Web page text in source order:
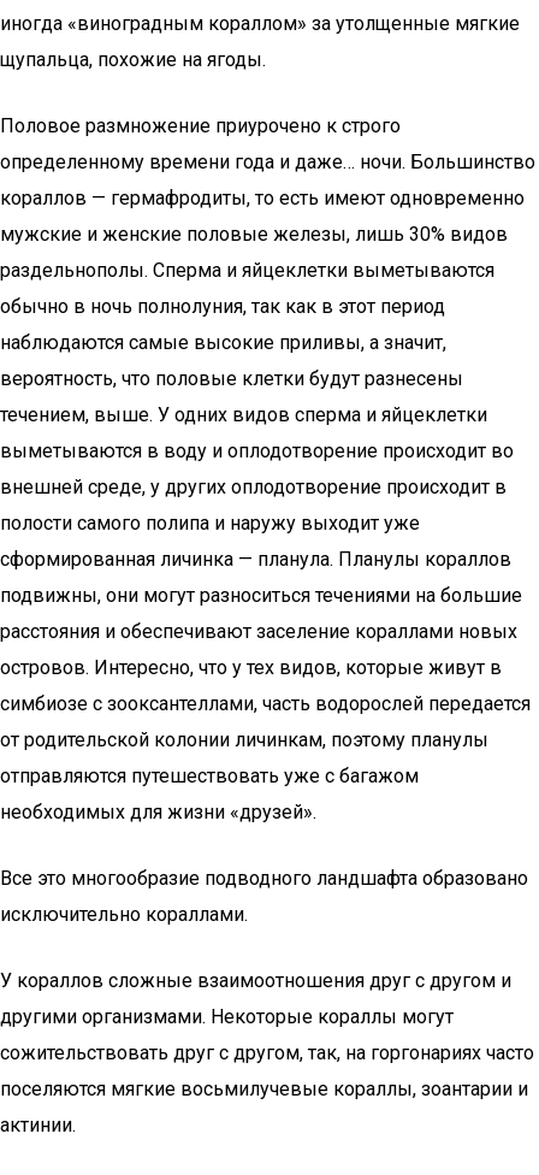
иногда «виноградным кораллом» за утолщенные мягкие
щупальца, похожие на ягоды.
Половое размножение приурочено к строго
определенному времени года и даже… ночи. Большинство
кораллов — гермафродиты, то есть имеют одновременно
мужские и женские половые железы, лишь 30% видов
раздельнополы. Сперма и яйцеклетки выметываются
обычно в ночь полнолуния, так как в этот период
наблюдаются самые высокие приливы, а значит,
вероятность, что половые клетки будут разнесены
течением, выше. У одних видов сперма и яйцеклетки
выметываются в воду и оплодотворение происходит во
внешней среде, у других оплодотворение происходит в
полости самого полипа и наружу выходит уже
сформированная личинка — планула. Планулы кораллов
подвижны, они могут разноситься течениями на большие
расстояния и обеспечивают заселение кораллами новых
островов. Интересно, что у тех видов, которые живут в
симбиозе с зооксантеллами, часть водорослей передается
от родительской колонии личинкам, поэтому планулы
отправляются путешествовать уже с багажом
необходимых для жизни «друзей».
Все это многообразие подводного ландшафта образовано
исключительно кораллами.
У кораллов сложные взаимоотношения друг с другом и
другими организмами. Некоторые кораллы могут
сожительствовать друг с другом, так, на горгонариях часто
поселяются мягкие восьмилучевые кораллы, зоантарии и
актинии.